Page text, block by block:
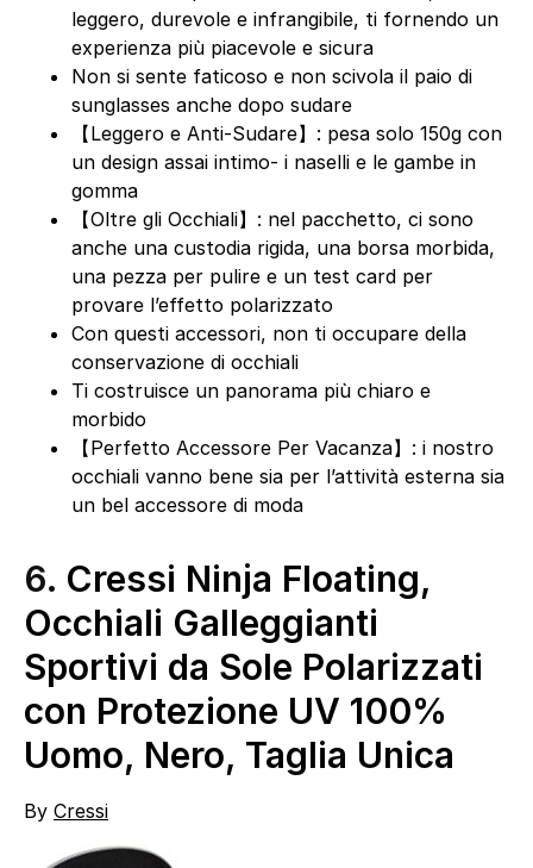
leggero, durevole e infrangibile, ti fornendo un
experienza più piacevole e sicura
Non si sente faticoso e non scivola il paio di
sunglasses anche dopo sudare
【Leggero e Anti-Sudare】: pesa solo 150g con
un design assai intimo- i naselli e le gambe in
gomma
【Oltre gli Occhiali】: nel pacchetto, ci sono
anche una custodia rigida, una borsa morbida,
una pezza per pulire e un test card per
provare l’effetto polarizzato
Con questi accessori, non ti occupare della
conservazione di occhiali
Ti costruisce un panorama più chiaro e
morbido
【Perfetto Accessore Per Vacanza】: i nostro
occhiali vanno bene sia per l’attività esterna sia
un bel accessore di moda
6. Cressi Ninja Floating,
Occhiali Galleggianti
Sportivi da Sole Polarizzati
con Protezione UV 100%
Uomo, Nero, Taglia Unica
By Cressi